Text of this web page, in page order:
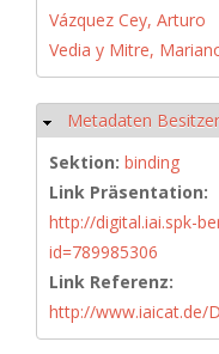
Vázquez Cey, Arturo
Vedia y Mitre,
Hide
Metadaten Besitzer
Sektion: binding
Link Präsentation:
http://digital.iai.spk-
id=789985306
Link Referenz:
http://www.iaicat.de/